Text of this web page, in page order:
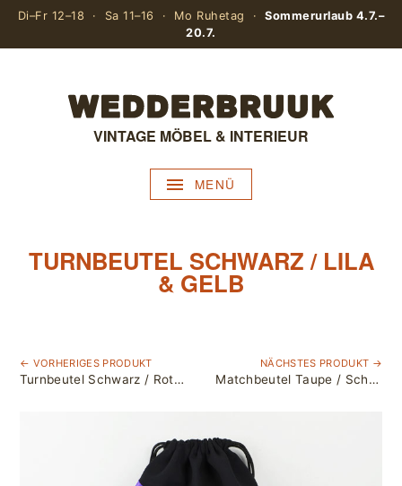
Di–Fr 12–18 · Sa 11–16 · Mo Ruhetag ·Sommerurlaub 4.7.–
20.7.
VINTAGE MÖBEL & INTERIEUR
MENÜ
TURNBEUTEL SCHWARZ / LILA
& GELB
← VORHERIGES PRODUKT
Turnbeutel Schwarz / Rot & Blau
NÄCHSTES PRODUKT →
Matchbeutel Taupe / Schwarz